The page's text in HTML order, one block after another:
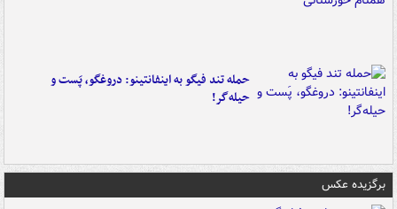
حمله تند فیگو به اینفانتینو: دروغگو، پَست‌ و
حیله‌گر!
برگزیده عکس